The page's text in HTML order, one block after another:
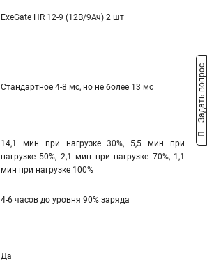
ExeGate HR 12-9 (12В/9Ач) 2 шт
Стандартное 4-8 мс, но не более 13 мс
14,1 мин при нагрузке 30%, 5,5 мин при
нагрузке 50%, 2,1 мин при нагрузке 70%, 1,1
мин при нагрузке 100%
4-6 часов до уровня 90% заряда
Да
Задать вопрос